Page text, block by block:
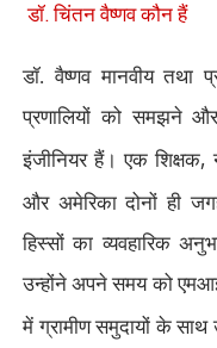
डॉ. चिंतन वैष्णव कौन हैं
डॉ. वैष्णव मानवीय तथा
प्रणालियों को समझने
इंजीनियर हैं। एक शिक्षक,
और अमेरिका दोनों ही
हिस्सों का व्यवहारिक
उन्होंने अपने समय को
में ग्रामीण समुदायों के